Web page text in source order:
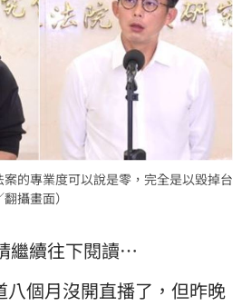
的專業度可以說是零，完全是以毀掉台
攝畫面）
繼續往下閱讀…
八個月沒開直播了，但昨晚